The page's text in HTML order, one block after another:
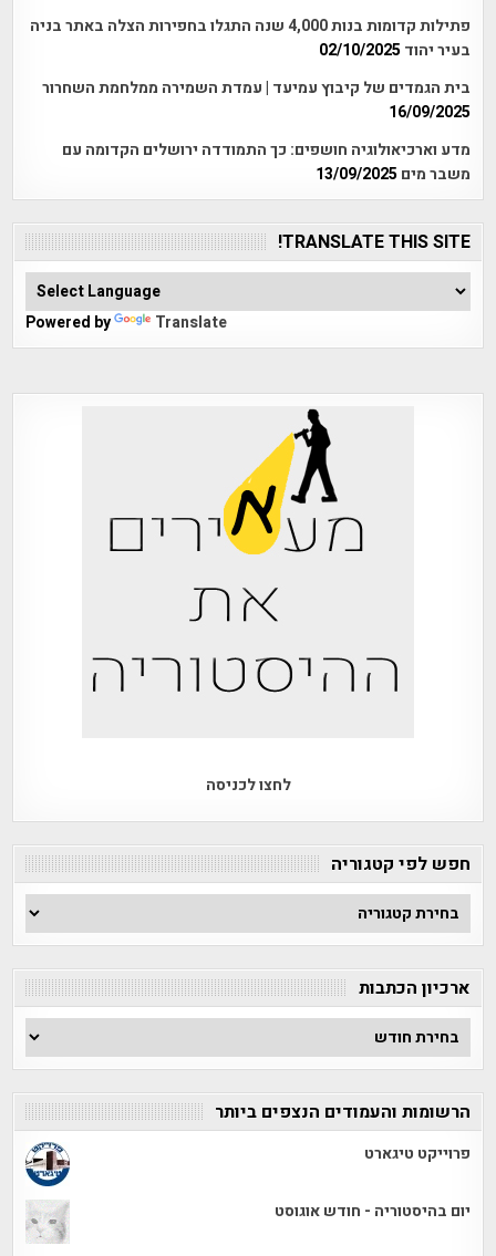
פתילות קדומות בנות 4,000 שנה התגלו בחפירות הצלה באתר בניה
בעיר יהוד 02/10/2025
בית הגמדים של קיבוץ עמיעד | עמדת השמירה ממלחמת השחרור
16/09/2025
מדע וארכיאולוגיה חושפים: כך התמודדה ירושלים הקדומה עם
משבר מים 13/09/2025
TRANSLATE THIS SITE!
Powered by Translate
לחצו לכניסה
חפש לפי קטגוריה
חפש
לפי
ארכיון הכתבות
ארכיון
הכתבות
הרשומות והעמודים הנצפים ביותר
פרוייקט טיגארט
יום בהיסטוריה - חודש אוגוסט